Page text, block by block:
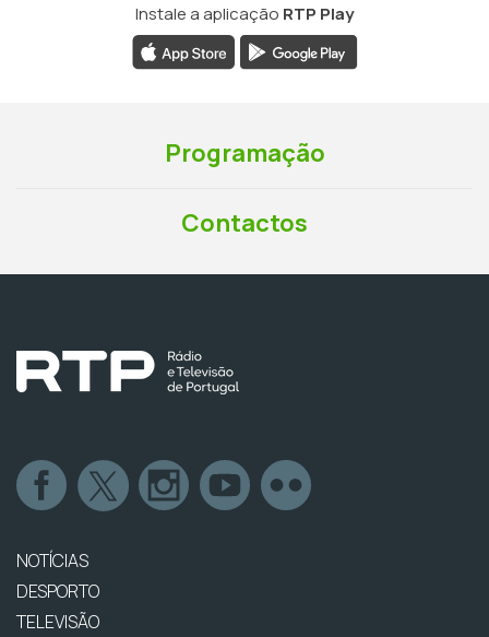
Instale a aplicação RTP Play
Programação
Contactos
NOTÍCIAS
DESPORTO
TELEVISÃO